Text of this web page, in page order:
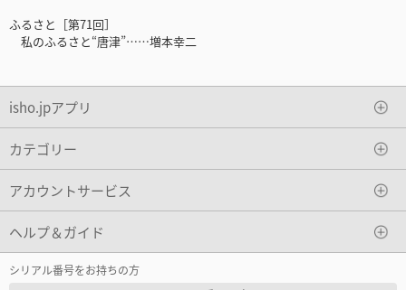
ふるさと［第71回］
私のふるさと“唐津”……増本幸二
isho.jpアプリ
カテゴリー
アカウントサービス
ヘルプ＆ガイド
シリアル番号をお持ちの方